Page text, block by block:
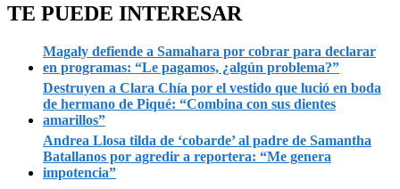
TE PUEDE INTERESAR
Magaly defiende a Samahara por cobrar para declarar
en programas: “Le pagamos, ¿algún problema?”
Destruyen a Clara Chía por el vestido que lució en boda
de hermano de Piqué: “Combina con sus dientes
amarillos”
Andrea Llosa tilda de ‘cobarde’ al padre de Samantha
Batallanos por agredir a reportera: “Me genera
impotencia”